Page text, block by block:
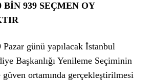
BİN 939 SEÇMEN OY
günü yapılacak İstanbul
Başkanlığı Yenileme Seçiminin
ortamında gerçekleştirilmesi